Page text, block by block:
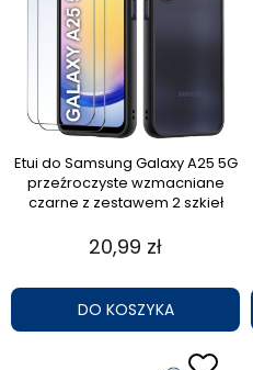
Etui do Samsung Galaxy A25 5G
przeźroczyste wzmacniane
czarne z zestawem 2 szkieł
20,99 zł
DO KOSZYKA